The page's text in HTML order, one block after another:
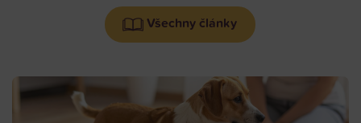
Všechny články